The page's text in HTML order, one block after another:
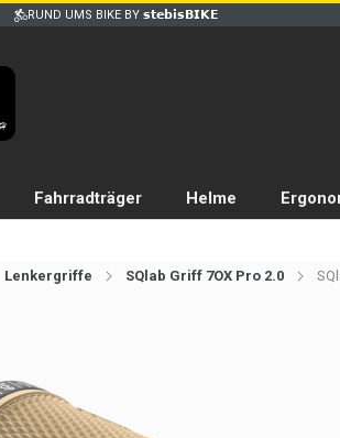
RUND UMS BIKE BY 𝘀𝘁𝗲𝗯𝗶𝘀𝗕𝗜𝗞𝗘
Fahrradträger Helme
Lenkergriffe SQlab Griff 7OX Pro 2.0